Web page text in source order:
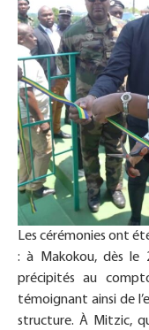
Les cérémonies ont
: à Makokou, dès le
précipités au
témoignant ainsi de
structure. À Mitzic,